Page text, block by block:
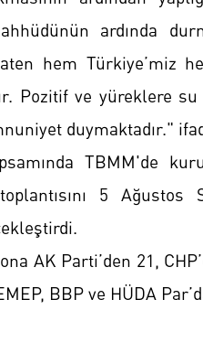
ardında
hem Türkiye’miz
Pozitif ve yüreklere
duymaktadır."
TBMM'de
5 Ağustos
AK Parti’den 21,
BBP ve HÜDA